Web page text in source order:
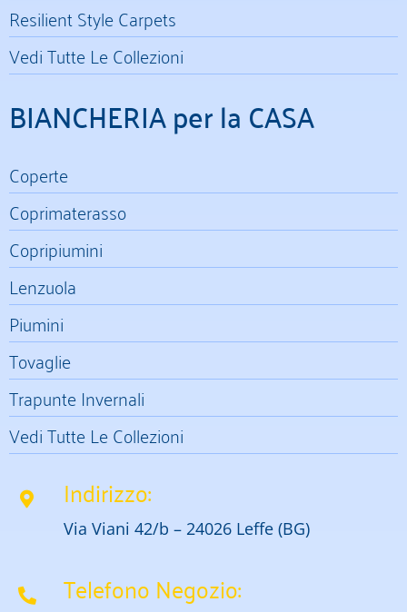
Resilient Style Carpets
Vedi Tutte Le Collezioni
BIANCHERIA per la CASA
Coperte
Coprimaterasso
Copripiumini
Lenzuola
Piumini
Tovaglie
Trapunte Invernali
Vedi Tutte Le Collezioni
Indirizzo:
Via Viani 42/b – 24026 Leffe (BG)
Telefono Negozio: